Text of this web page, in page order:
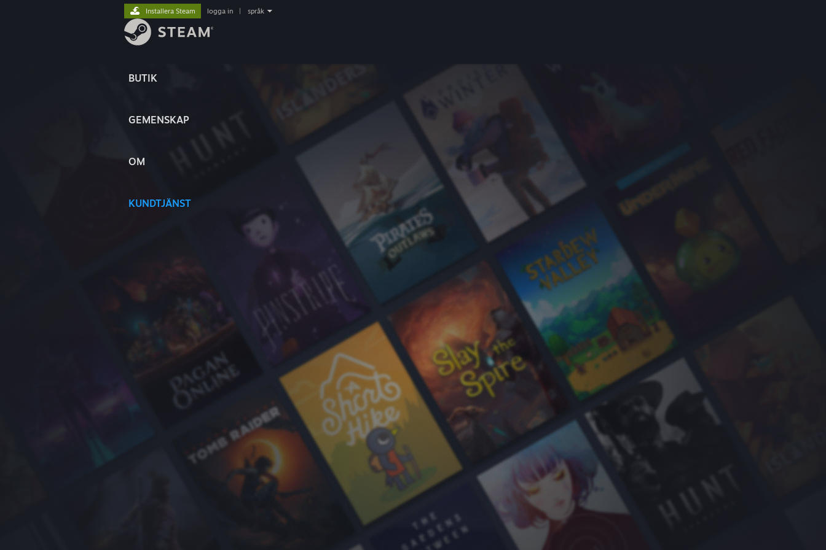
BUTIK
GEMENSKAP
OM
KUNDTJÄNST
Installera Steam logga in språk